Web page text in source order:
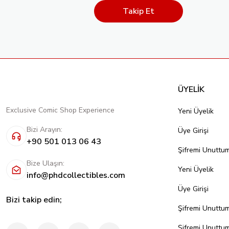
Takip Et
Exclusive Comic Shop Experience
Bizi Arayın:
+90 501 013 06 43
Bize Ulaşın:
info@phdcollectibles.com
Bizi takip edin;
ÜYELİK
Yeni Üyelik
Üye Girişi
Şifremi
Yeni Üyelik
Üye Girişi
Şifremi